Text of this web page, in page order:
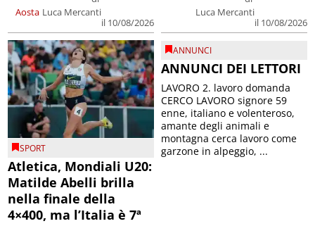
Aosta Luca Mercanti
il 10/08/2026
Luca Mercanti
il 10/08/2026
SPORT
Atletica, Mondiali U20:
Matilde Abelli brilla
nella finale della
4×400, ma l’Italia è 7ª
ANNUNCI
ANNUNCI DEI LETTORI
LAVORO 2. lavoro domanda
CERCO LAVORO signore 59
enne, italiano e volenteroso,
amante degli animali e
montagna cerca lavoro come
garzone in alpeggio, ...